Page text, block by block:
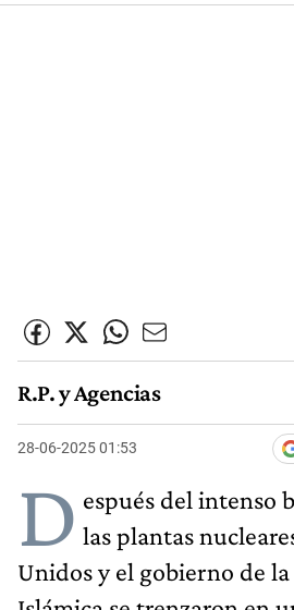
R.P. y Agencias
28-06-2025 01:53
D espués del intenso
las plantas
Unidos y el gobierno de